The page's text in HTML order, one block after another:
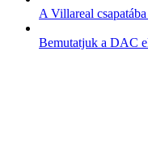
A Villareal
Bemutatjuk a DAC